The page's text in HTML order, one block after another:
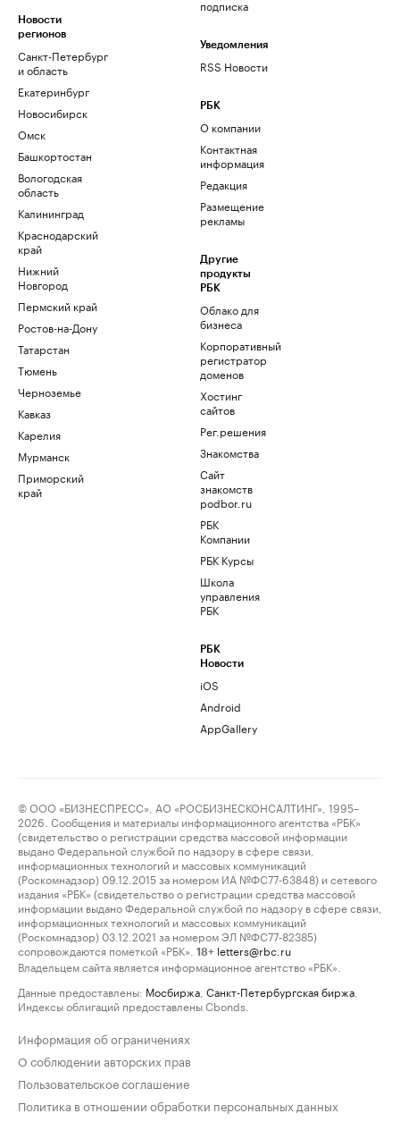
Новости
регионов
Санкт-Петербург
и область
Екатеринбург
Новосибирск
Омск
Башкортостан
Вологодская
область
Калининград
Краснодарский
край
Нижний
Новгород
Пермский край
Ростов-на-Дону
Татарстан
Тюмень
Черноземье
Кавказ
Карелия
Мурманск
Приморский
край
подписка
Уведомления
RSS Новости
РБК
О компании
Контактная
информация
Редакция
Размещение
рекламы
Другие
продукты
РБК
Облако для
бизнеса
Корпоративный
регистратор
доменов
Хостинг
сайтов
Рег.решения
Знакомства
Сайт
знакомств
podbor.ru
РБК
Компании
РБК Курсы
Школа
управления
РБК
РБК
Новости
iOS
Android
AppGallery
© ООО «БИЗНЕСПРЕСС», АО «РОСБИЗНЕСКОНСАЛТИНГ», 1995–
2026. Сообщения и материалы информационного агентства «РБК»
(свидетельство о регистрации средства массовой информации
выдано Федеральной службой по надзору в сфере связи,
информационных технологий и массовых коммуникаций
(Роскомнадзор) 09.12.2015 за номером ИА №ФС77-63848) и сетевого
издания «РБК» (свидетельство о регистрации средства массовой
информации выдано Федеральной службой по надзору в сфере связи,
информационных технологий и массовых коммуникаций
(Роскомнадзор) 03.12.2021 за номером ЭЛ №ФС77-82385)
сопровождаются пометкой «РБК».
18+ letters@rbc.ru
Владельцем сайта является информационное агентство «РБК».
Данные предоставлены: Мосбиржа Санкт-Петербургская биржа
Индексы облигаций предоставлены Cbonds.
Информация об ограничениях
О соблюдении авторских прав
Пользовательское соглашение
Политика в отношении обработки персональных данных